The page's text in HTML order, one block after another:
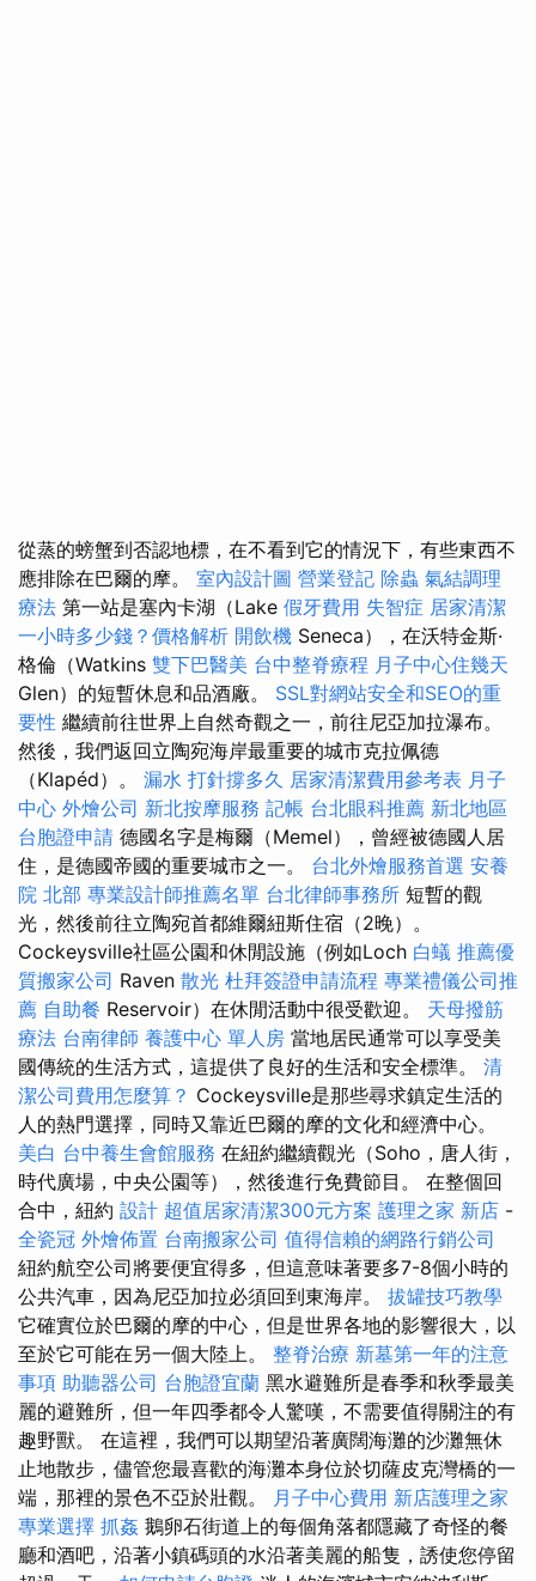
從蒸的螃蟹到否認地標，在不看到它的情況下，有些東西不
應排除在巴爾的摩。 室內設計圖 營業登記 除蟲 氣結調理
療法 第一站是塞內卡湖（Lake 假牙費用 失智症 居家清潔
一小時多少錢？價格解析 開飲機 Seneca），在沃特金斯·
格倫（Watkins 雙下巴醫美 台中整脊療程 月子中心住幾天
Glen）的短暫休息和品酒廠。 SSL對網站安全和SEO的重
要性 繼續前往世界上自然奇觀之一，前往尼亞加拉瀑布。
然後，我們返回立陶宛海岸最重要的城市克拉佩德
（Klapéd）。 漏水 打針撐多久 居家清潔費用參考表 月子
中心 外燴公司 新北按摩服務 記帳 台北眼科推薦 新北地區
台胞證申請 德國名字是梅爾（Memel），曾經被德國人居
住，是德國帝國的重要城市之一。 台北外燴服務首選 安養
院 北部 專業設計師推薦名單 台北律師事務所 短暫的觀
光，然後前往立陶宛首都維爾紐斯住宿（2晚）。
Cockeysville社區公園和休閒設施（例如Loch 白蟻 推薦優
質搬家公司 Raven 散光 杜拜簽證申請流程 專業禮儀公司推
薦 自助餐 Reservoir）在休閒活動中很受歡迎。 天母撥筋
療法 台南律師 養護中心 單人房 當地居民通常可以享受美
國傳統的生活方式，這提供了良好的生活和安全標準。 清
潔公司費用怎麼算？ Cockeysville是那些尋求鎮定生活的
人的熱門選擇，同時又靠近巴爾的摩的文化和經濟中心。
美白 台中養生會館服務 在紐約繼續觀光（Soho，唐人街，
時代廣場，中央公園等），然後進行免費節目。 在整個回
合中，紐約 設計 超值居家清潔300元方案 護理之家 新店 -
全瓷冠 外燴佈置 台南搬家公司 值得信賴的網路行銷公司
紐約航空公司將要便宜得多，但這意味著要多7-8個小時的
公共汽車，因為尼亞加拉必須回到東海岸。 拔罐技巧教學
它確實位於巴爾的摩的中心，但是世界各地的影響很大，以
至於它可能在另一個大陸上。 整脊治療 新墓第一年的注意
事項 助聽器公司 台胞證宜蘭 黑水避難所是春季和秋季最美
麗的避難所，但一年四季都令人驚嘆，不需要值得關注的有
趣野獸。 在這裡，我們可以期望沿著廣闊海灘的沙灘無休
止地散步，儘管您最喜歡的海灘本身位於切薩皮克灣橋的一
端，那裡的景色不亞於壯觀。 月子中心費用 新店護理之家
專業選擇 抓姦 鵝卵石街道上的每個角落都隱藏了奇怪的餐
廳和酒吧，沿著小鎮碼頭的水沿著美麗的船隻，誘使您停留